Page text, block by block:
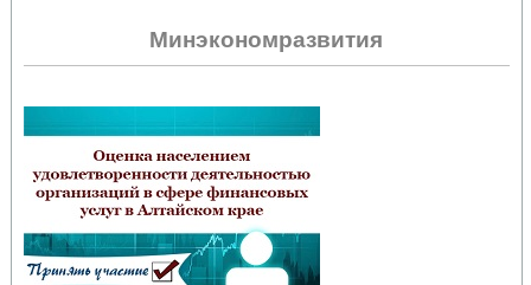
Минэкономразвития